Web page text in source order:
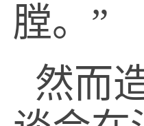
膛。”
然而